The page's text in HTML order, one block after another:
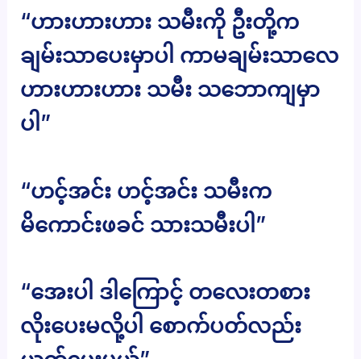
“ဟားဟားဟား သမီးကို ဦးတို့က
ချမ်းသာပေးမှာပါ ကာမချမ်းသာလေ
ဟားဟားဟား သမီး သဘောကျမှာ
ပါ”
“ဟင့်အင်း ဟင့်အင်း သမီးက
မိကောင်းဖခင် သားသမီးပါ”
“အေးပါ ဒါကြောင့် တလေးတစား
လိုးပေးမလို့ပါ စောက်ပတ်လည်း